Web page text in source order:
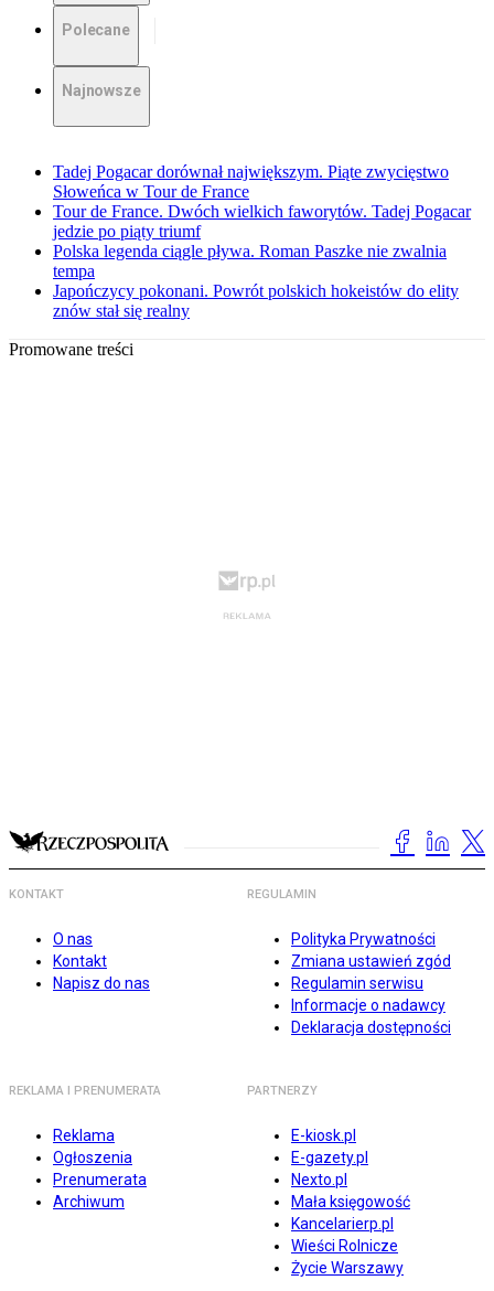
Polecane
Najnowsze
Tadej Pogacar dorównał największym. Piąte zwycięstwo
Słoweńca w Tour de France
Tour de France. Dwóch wielkich faworytów. Tadej Pogacar
jedzie po piąty triumf
Polska legenda ciągle pływa. Roman Paszke nie zwalnia
tempa
Japończycy pokonani. Powrót polskich hokeistów do elity
znów stał się realny
Promowane treści
KONTAKT
O nas
Kontakt
Napisz do nas
REGULAMIN
Polityka Prywatności
Zmiana ustawień zgód
Regulamin serwisu
Informacje o nadawcy
Deklaracja dostępności
REKLAMA I PRENUMERATA
Reklama
Ogłoszenia
Prenumerata
Archiwum
PARTNERZY
E-kiosk.pl
E-gazety.pl
Nexto.pl
Mała księgowość
Kancelarierp.pl
Wieści Rolnicze
Życie Warszawy